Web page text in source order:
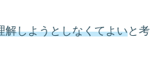
解しようとしなくてよいと考